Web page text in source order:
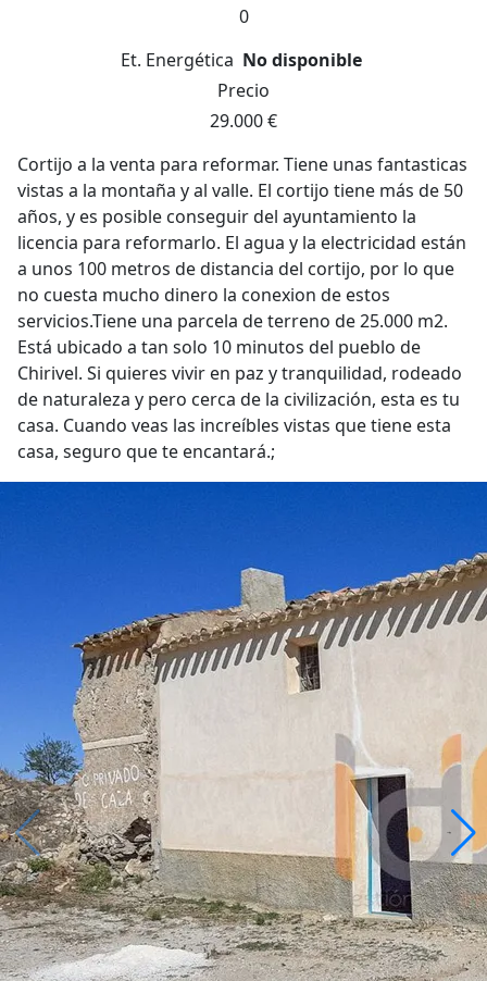
0
Et. Energética No disponible
Precio
29.000 €
Cortijo a la venta para reformar. Tiene unas fantasticas
vistas a la montaña y al valle. El cortijo tiene más de 50
años, y es posible conseguir del ayuntamiento la
licencia para reformarlo. El agua y la electricidad están
a unos 100 metros de distancia del cortijo, por lo que
no cuesta mucho dinero la conexion de estos
servicios.Tiene una parcela de terreno de 25.000 m2.
Está ubicado a tan solo 10 minutos del pueblo de
Chirivel. Si quieres vivir en paz y tranquilidad, rodeado
de naturaleza y pero cerca de la civilización, esta es tu
casa. Cuando veas las increíbles vistas que tiene esta
casa, seguro que te encantará.;